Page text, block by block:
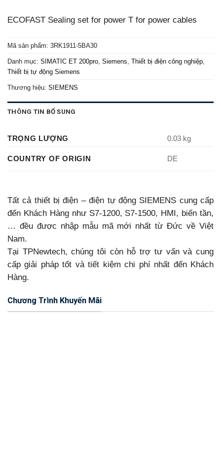
ECOFAST Sealing set for power T for power cables
Mã sản phẩm: 3RK1911-5BA30
Danh mục: SIMATIC ET 200pro Siemens Thiết bị điện công nghiệp
Thiết bị tự động Siemens
Thương hiệu: SIEMENS
THÔNG TIN BỔ SUNG
TRỌNG LƯỢNG 0.03 kg
COUNTRY OF ORIGIN DE
Tất cả thiết bị điện – điện tự động SIEMENS cung cấp
đến Khách Hàng như S7-1200, S7-1500, HMI, biến tần,
… đều được nhập mẫu mã mới nhất từ Đức về Việt
Nam.
Tại TPNewtech, chúng tôi còn hỗ trợ tư vấn và cung
cấp giải pháp tốt và tiết kiệm chi phí nhất đến Khách
Hàng.
Chương Trình Khuyến Mãi